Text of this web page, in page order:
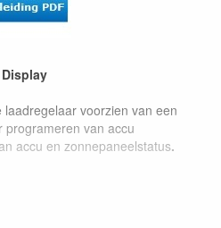
laadregelaar voorzien van een
programeren van accu
accu en zonnepaneelstatus.